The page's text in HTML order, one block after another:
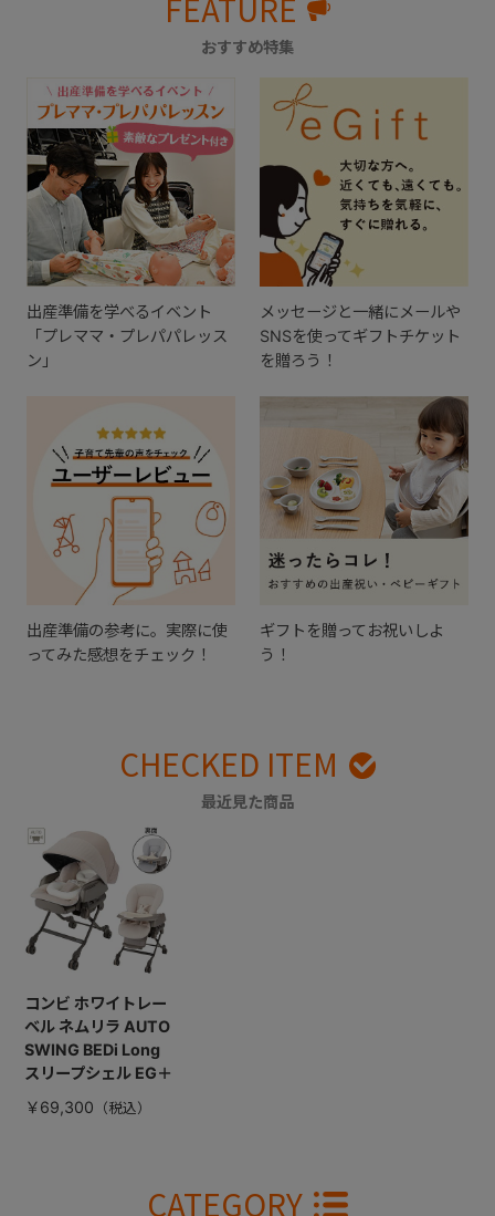
FEATURE
おすすめ特集
出産準備を学べるイベント
「プレママ・プレパパレッス
ン」
メッセージと一緒にメールや
SNSを使ってギフトチケット
を贈ろう！
出産準備の参考に。実際に使
ってみた感想をチェック！
ギフトを贈ってお祝いしよ
う！
CHECKED ITEM
最近見た商品
コンビ ホワイトレー
ベル ネムリラ AUTO
SWING BEDi Long
スリープシェル EG＋
￥69,300
CATEGORY